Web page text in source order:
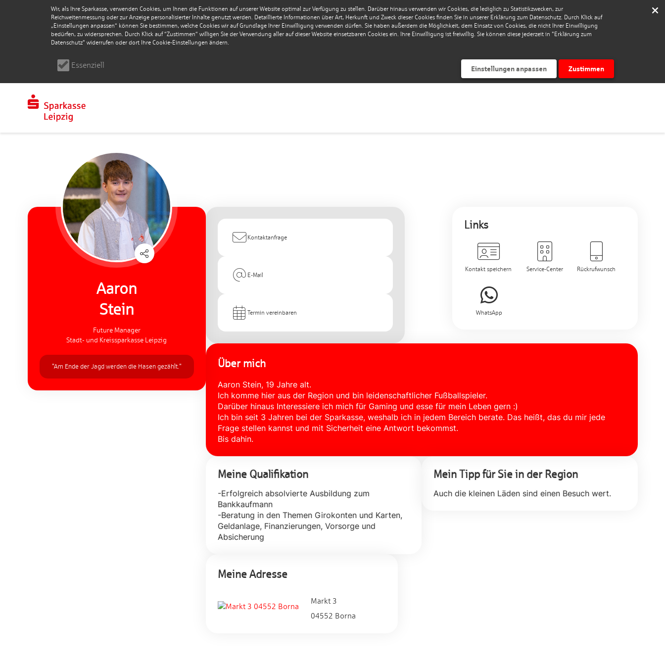
Wir, als Ihre Sparkasse, verwenden Cookies, um Ihnen die Funktionen auf unserer Website optimal zur Verfügung zu stellen. Darüber hinaus verwenden wir Cookies, die lediglich zu Statistikzwecken, zur
Reichweitenmessung oder zur Anzeige personalisierter Inhalte genutzt werden. Detaillierte Informationen über Art, Herkunft und Zweck dieser Cookies finden Sie in unserer Erklärung zum Datenschutz. Durch Klick auf
„Einstellungen anpassen“ können Sie bestimmen, welche Cookies wir auf Grundlage Ihrer Einwilligung verwenden dürfen. Sie haben außerdem die Möglichkeit, dem Einsatz von Cookies, die nicht Ihrer Einwilligung
bedürfen, zu widersprechen. Durch Klick auf “Zustimmen“ willigen Sie der Verwendung aller auf dieser Website einsetzbaren Cookies ein. Ihre Einwilligung ist freiwillig. Sie können diese jederzeit in "Erklärung zum
Datenschutz" widerrufen oder dort Ihre Cookie-Einstellungen ändern.
Essenziell Einstellungen anpassen Zustimmen
Aaron
Stein
Future Manager
Stadt- und Kreissparkasse Leipzig
"Am Ende der Jagd werden die Hasen gezählt."
Kontaktanfrage
E-Mail
Termin vereinbaren
Über mich
Aaron Stein, 19 Jahre alt.
Ich komme hier aus der Region und bin leidenschaftlicher Fußballspieler.
Darüber hinaus Interessiere ich mich für Gaming und esse für mein Leben gern :)
Ich bin seit 3 Jahren bei der Sparkasse, weshalb ich in jedem Bereich berate. Das heißt, das du mir jede
Frage stellen kannst und mit Sicherheit eine Antwort bekommst.
Bis dahin.
Links
Kontakt speichern Service-Center Rückrufwunsch
WhatsApp
Meine Qualifikation
-Erfolgreich absolvierte Ausbildung zum
Bankkaufmann
-Beratung in den Themen Girokonten und Karten,
Geldanlage, Finanzierungen, Vorsorge und
Mein Tipp für Sie in der Region
Auch die kleinen Läden sind einen Besuch wert.
Meine Adresse
Markt 3
04552 Borna